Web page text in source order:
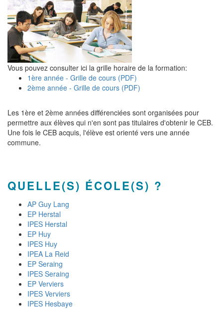
Vous pouvez consulter ici la grille horaire de la formation:
1ère année - Grille de cours (PDF)
2ème année - Grille de cours (PDF)
Les 1ère et 2ème années différenciées sont organisées pour
permettre aux élèves qui n'en sont pas titulaires d'obtenir le CEB.
Une fois le CEB acquis, l'élève est orienté vers une année
commune.
QUELLE(S) ÉCOLE(S) ?
AP Guy Lang
EP Herstal
IPES Herstal
EP Huy
IPES Huy
IPEA La Reid
EP Seraing
IPES Seraing
EP Verviers
IPES Verviers
IPES Hesbaye